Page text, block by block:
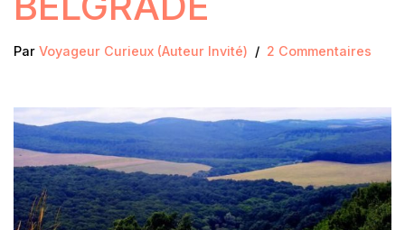
Par Voyageur Curieux (Auteur Invité) 2 Commentaires